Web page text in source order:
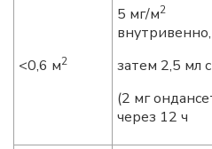
<0,6 м2
5 мг/м2
внутривенно,
затем 2,5 мл
(2 мг
через 12 ч